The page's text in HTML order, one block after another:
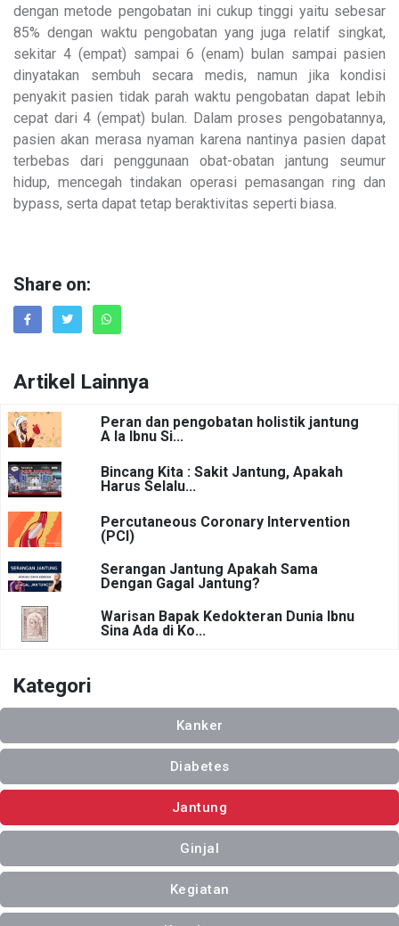
dengan metode pengobatan ini cukup tinggi yaitu sebesar
85% dengan waktu pengobatan yang juga relatif singkat,
sekitar 4 (empat) sampai 6 (enam) bulan sampai pasien
dinyatakan sembuh secara medis, namun jika kondisi
penyakit pasien tidak parah waktu pengobatan dapat lebih
cepat dari 4 (empat) bulan. Dalam proses pengobatannya,
pasien akan merasa nyaman karena nantinya pasien dapat
terbebas dari penggunaan obat-obatan jantung seumur
hidup, mencegah tindakan operasi pemasangan ring dan
bypass, serta dapat tetap beraktivitas seperti biasa.
Share on:
Artikel Lainnya
Peran dan pengobatan holistik jantung
A la Ibnu Si...
Bincang Kita : Sakit Jantung, Apakah
Harus Selalu...
Percutaneous Coronary Intervention
(PCI)
Serangan Jantung Apakah Sama
Dengan Gagal Jantung?
Warisan Bapak Kedokteran Dunia Ibnu
Sina Ada di Ko...
Kategori
Kanker
Diabetes
Jantung
Ginjal
Kegiatan